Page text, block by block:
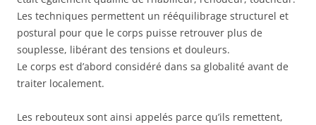
Les techniques permettent un rééquilibrage structurel et
postural pour que le corps puisse retrouver plus de
souplesse, libérant des tensions et douleurs.
Le corps est d’abord considéré dans sa globalité avant de
traiter localement.
Les rebouteux sont ainsi appelés parce qu’ils remettent,